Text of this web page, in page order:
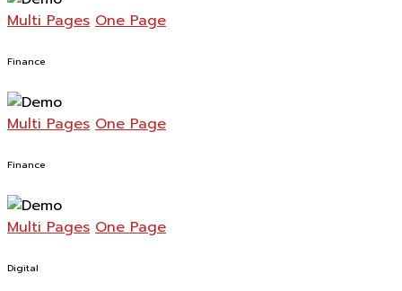
Multi Pages One Page
Finance
Multi Pages One Page
Finance
Multi Pages One Page
Digital